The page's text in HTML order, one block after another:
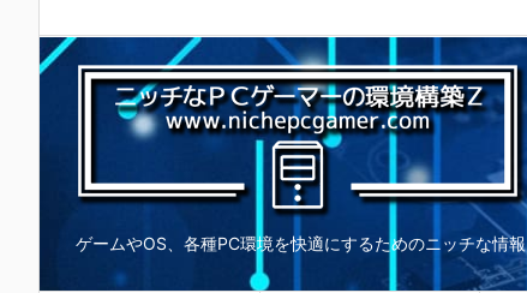
ゲームやOS、各種PC環境を快適にするためのニッチな情報